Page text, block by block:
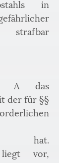
in
strafbar
A das
der für §§
hat.
liegt vor,